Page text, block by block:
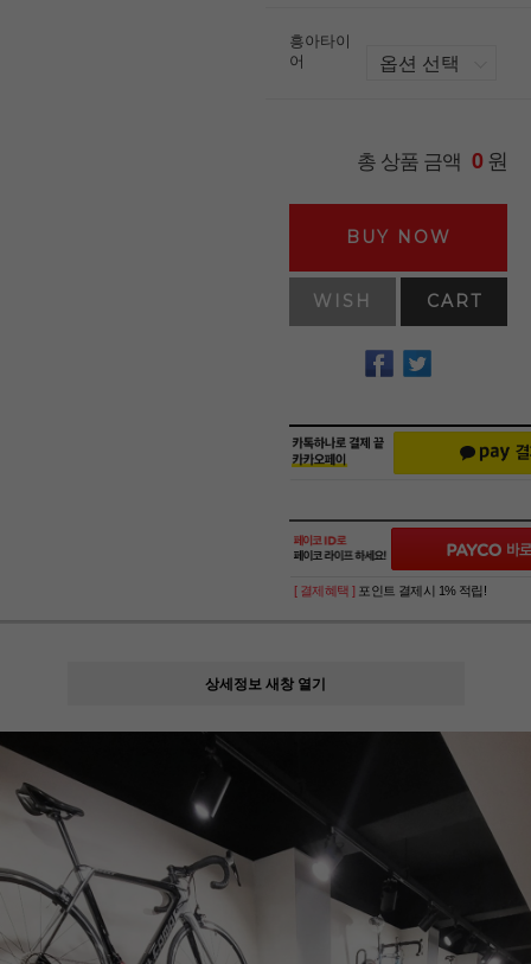
흥아타이
어
총 상품 금액 0원
BUY NOW
WISH CART
[ 결제혜택 ] 포인트 결제시 1% 적립!
상세정보 새창 열기